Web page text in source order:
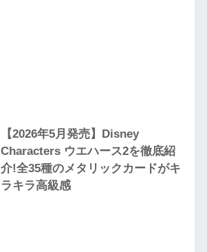
【2026年5月発売】Disney
Characters ウエハース2を徹底紹
介!全35種のメタリックカードがキ
ラキラ高級感